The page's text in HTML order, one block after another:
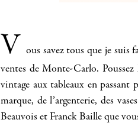
V
ous savez tous que je suis
ventes de Monte-Carlo.
vintage aux tableaux en passant
marque, de l’argenterie, des
Beauvois et Franck Baille que